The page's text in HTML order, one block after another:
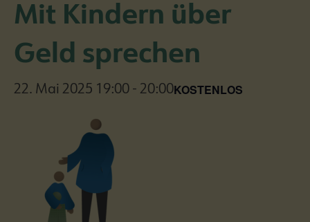
Mit Kindern über
Geld sprechen
22. Mai 2025 19:00 - 20:00KOSTENLOS